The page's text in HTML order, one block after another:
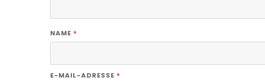
NAME *
E-MAIL-ADRESSE *